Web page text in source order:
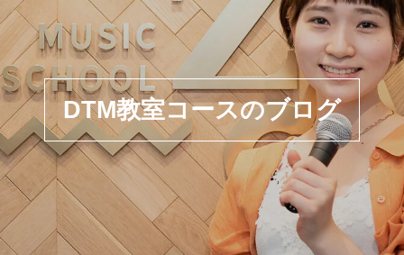
DTM教室コースのブログ